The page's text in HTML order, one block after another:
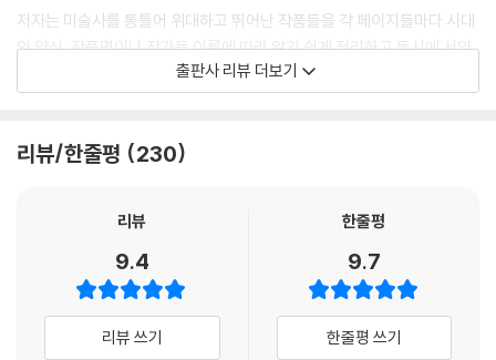
소장처에 따른 도판 목록
색인
를 기원하면서 동굴 벽에 사냥감의 모습을 그려 넣는 그런 사람들이었다.
지나간 시대의 미술 및 미술가들을 제대로 이해하려면 미술 및 미술가를
역사적으로, 그러니까 시대의 변천에 따라 이해할 필요가 있다. 곰브리치
향을 '전통의 단절'이라는 제목으로 묶어 부른다.
"1789년 프랑스 대혁명이 수천 년은 아니더라도 수백 년 간 당연하게 여
오는 근대에 들어서게 된 것이다. 프랑스 혁명은 '이성의 시대'에 뿌리를 내
리고 있었으며 미술에 대한 관념이 변화한 것도 이 시기부터였다." (pp.4
75-476)
곰브리치는 그러한 변화의 예로 이른바 '양식'에 대한 미술가들의 태도를
베르사유가 바로크 양식인 것은 그 장식적인 세부 때문이라기보다는 그 거
대한 규모 때문이다. 건축가들은 이 건물의 거대한 덩어리를 좌우 날개 부
분으로 나누어 배치하고 각 익부에는 고상하고 장엄한 외관을 부여하는 데
주력했다.
저자는 미술사를 통틀어 위대하고 뛰어난 작품들을 각 페이지들마다 시대
와 양식, 작품명이나 작가들 이름에 따라 알기 쉽게 정리하고 동시에 서양
미술의 지적인 질서 체계를 정립하여 보여준다. 이로써 독자들은 미술의
대를 이어주는 생생한 연결 고리임을 인식할 수 있게 된다.
여 약간의 이론적 훈련을 필요로 하는 사람들을 위하여 쓰여졌다. 그러므
로 이 책은 이제 막 미술이라는 세계에 발을 들여놓은 신참자에게 세부적
인 것에 휘말려 혼돈됨이 없이 서양미술의 윤곽을 볼 수 있도록 안내한다.
까다롭고 복잡한 인명과 각 시대의 양식들은 알기 쉽게 정리되어 있어 나
중에 좀 더 전문적인 책을 탐독하는 데에도 커다란 도움이 될 것이다.
출판사 리뷰 더보기
리뷰/한줄평 230
리뷰
9.4
리뷰 쓰기
한줄평
9.7
한줄평 쓰기